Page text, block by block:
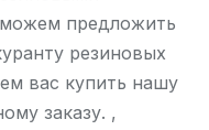
предложить
резиновых
вас купить нашу
заказу. ,